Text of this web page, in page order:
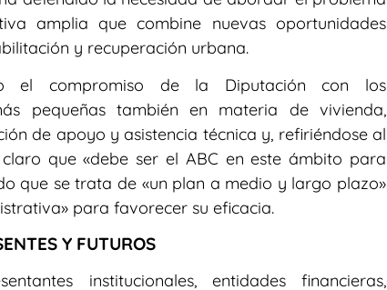
amplia que combine nuevas oportunidades
y recuperación urbana.
el compromiso de la Diputación con los
pequeñas también en materia de vivienda,
de apoyo y asistencia técnica y, refiriéndose al
que «debe ser el ABC en este ámbito para
que se trata de «un plan a medio y largo plazo»
para favorecer su eficacia.
Y FUTUROS
institucionales, entidades financieras,